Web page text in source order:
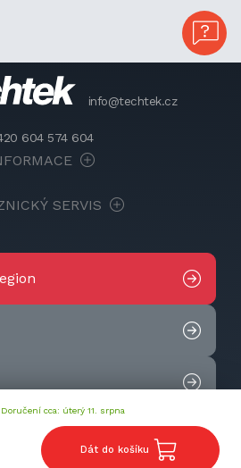
Doručení cca: úterý 11. srpna
Dát do košíku
info@techtek.cz
604 574 604
SERVIS